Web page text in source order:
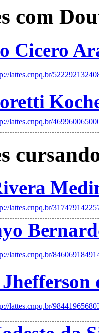
com
Cicero
lattes.cnpq.br/
lattes.cnpq.br/
lattes.cnpq.br/
lattes.cnpq.br/
lattes.cnpq.br/